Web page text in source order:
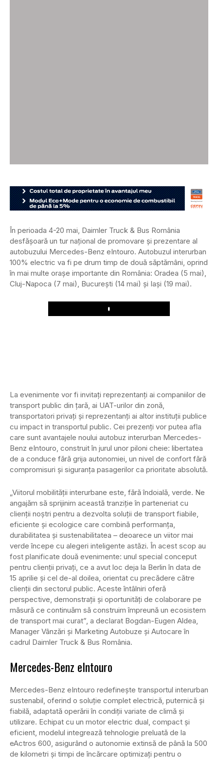
În perioada 4-20 mai, Daimler Truck & Bus România
desfășoară un tur național de promovare și prezentare al
autobuzului Mercedes-Benz eIntouro. Autobuzul interurban
100% electric va fi pe drum timp de două săptămâni, oprind
în mai multe orașe importante din România: Oradea (5 mai),
Cluj-Napoca (7 mai), București (14 mai) și Iași (19 mai).
Play
La evenimente vor fi invitați reprezentanți ai companiilor de
transport public din țară, ai UAT-urilor din zonă,
transportatori privați și reprezentanți ai altor instituții publice
cu impact in transportul public. Cei prezenți vor putea afla
care sunt avantajele noului autobuz interurban Mercedes-
Benz eIntouro, construit în jurul unor piloni cheie: libertatea
de a conduce fără grija autonomiei, un nivel de confort fără
compromisuri și siguranța pasagerilor ca prioritate absolută.
„Viitorul mobilității interurbane este, fără îndoială, verde. Ne
angajăm să sprijinim această tranziție în parteneriat cu
clienții noștri pentru a dezvolta soluții de transport fiabile,
eficiente și ecologice care combină performanța,
durabilitatea și sustenabilitatea – deoarece un viitor mai
verde începe cu alegeri inteligente astăzi. În acest scop au
fost planificate două evenimente: unul special conceput
pentru clienții privați, ce a avut loc deja la Berlin în data de
15 aprilie și cel de-al doilea, orientat cu precădere către
clienții din sectorul public. Aceste întâlniri oferă
perspective, demonstrații și oportunități de colaborare pe
măsură ce continuăm să construim împreună un ecosistem
de transport mai curat”, a declarat Bogdan-Eugen Aldea,
Manager Vânzări și Marketing Autobuze și Autocare în
cadrul Daimler Truck & Bus România.
Mercedes-Benz eIntouro
Mercedes-Benz eIntouro redefinește transportul interurban
sustenabil, oferind o soluție complet electrică, puternică și
fiabilă, adaptată operării în condiții variate de climă și
utilizare. Echipat cu un motor electric dual, compact și
eficient, modelul integrează tehnologie preluată de la
eActros 600, asigurând o autonomie extinsă de până la 500
de kilometri și timpi de încărcare optimizați pentru o